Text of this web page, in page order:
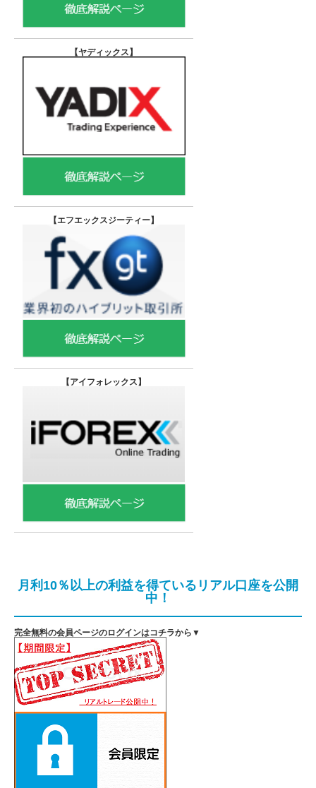
【ヤディックス】
【エフエックスジーティー】
【アイフォレックス】
月利10％以上の利益を得ているリアル口座を公開
中！
完全無料の会員ページのログインはコチラから▼